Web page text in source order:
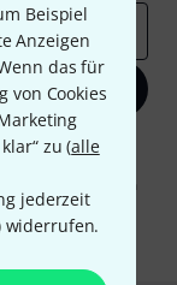
Beispiel
Anzeigen
das für
von Cookies
zu (alle
jederzeit
widerrufen.
von E-Mail-
zu. Die
finden Sie in
.